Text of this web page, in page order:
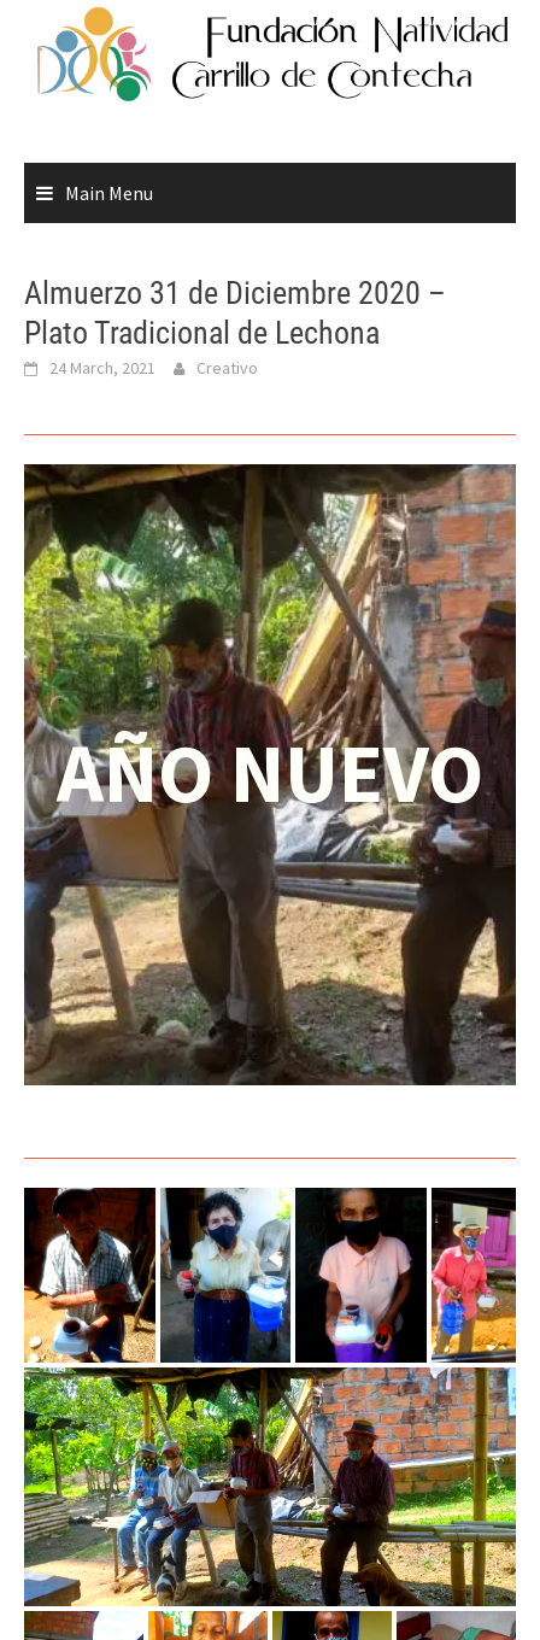
content
Main Menu
Almuerzo 31 de Diciembre 2020 –
Plato Tradicional de Lechona
24 March, 2021 Creativo
AÑO NUEVO